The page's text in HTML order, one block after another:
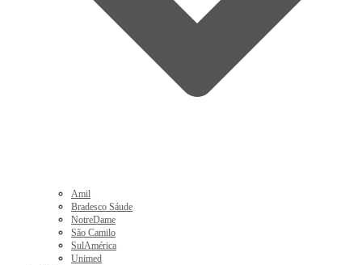
Amil
Bradesco Sáude
NotreDame
São Camilo
SulAmérica
Unimed